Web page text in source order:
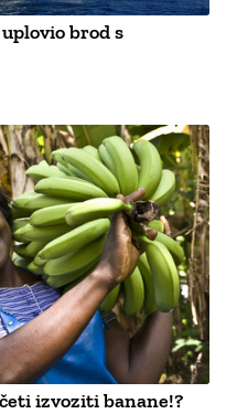
brod s
izvoziti banane!?